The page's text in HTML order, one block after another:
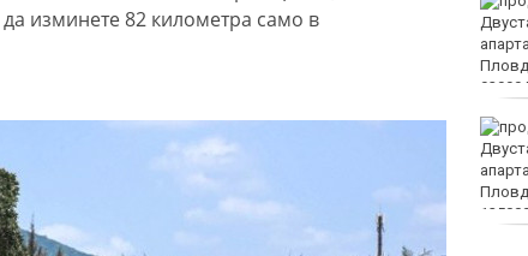
изминете 82 километра само в
в събота?